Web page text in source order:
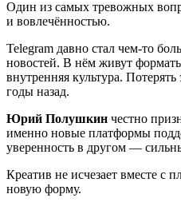
Один из самых тревожных
и вовлечённостью.
Telegram давно стал чем-то
новостей. В нём живут
внутренняя культура.
годы назад.
Юрий Полушкин честно
именно новые платформы
уверенность в другом —
Креатив не исчезает вместе с
новую форму.